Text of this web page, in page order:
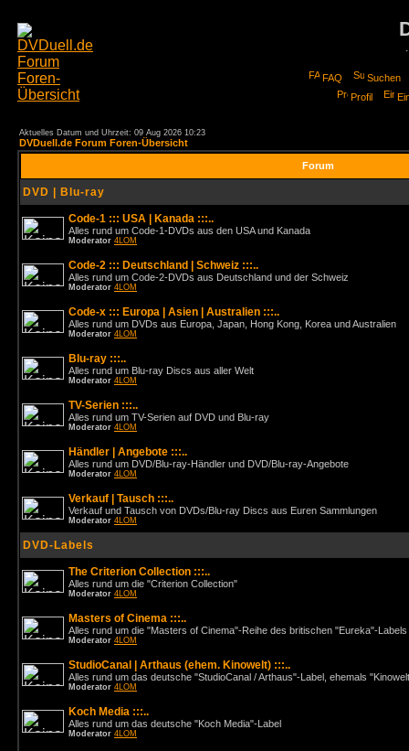
FAQ
Suchen
Profil
Aktuelles Datum und Uhrzeit: 09 Aug 2026 10:23
DVDuell.de Forum Foren-Übersicht
Forum
DVD | Blu-ray
Code-1 ::: USA | Kanada :::..
Alles rund um Code-1-DVDs aus den USA und Kanada
Moderator 4LOM
Code-2 ::: Deutschland | Schweiz :::..
Alles rund um Code-2-DVDs aus Deutschland und der Schweiz
Moderator 4LOM
Code-x ::: Europa | Asien | Australien :::..
Alles rund um DVDs aus Europa, Japan, Hong Kong, Korea und Australien
Moderator 4LOM
Blu-ray :::..
Alles rund um Blu-ray Discs aus aller Welt
Moderator 4LOM
TV-Serien :::..
Alles rund um TV-Serien auf DVD und Blu-ray
Moderator 4LOM
Händler | Angebote :::..
Alles rund um DVD/Blu-ray-Händler und DVD/Blu-ray-Angebote
Moderator 4LOM
Verkauf | Tausch :::..
Verkauf und Tausch von DVDs/Blu-ray Discs aus Euren Sammlungen
Moderator 4LOM
DVD-Labels
The Criterion Collection :::..
Alles rund um die "Criterion Collection"
Moderator 4LOM
Masters of Cinema :::..
Alles rund um die "Masters of Cinema"-Reihe des britischen "Eureka"-Labels
Moderator 4LOM
StudioCanal | Arthaus (ehem. Kinowelt) :::..
Alles rund um das deutsche "StudioCanal / Arthaus"-Label, ehemals
Moderator 4LOM
Koch Media :::..
Alles rund um das deutsche "Koch Media"-Label
Moderator 4LOM